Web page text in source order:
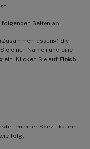
Seiten ab.
(Zusammenfassung) die
einen Namen und eine
ein. Klicken Sie auf Finish
einer Spezifikation
folgt: